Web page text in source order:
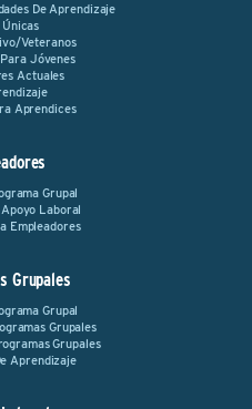
De Aprendizaje
Únicas
Veteranos
Jóvenes
Actuales
Aprendices
Grupal
Laboral
Empleadores
Grupales
Grupal
Grupales
Grupales
Aprendizaje